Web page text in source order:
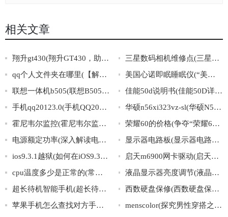
相关文章
翔升gt430(翔升GT430，助力高性能计算。)
三星数码相机维修点(三星数码相机维修专业服务中心)
qq个人文件夹在哪里(【解决问题】如何找到QQ个人文件夹？)
美国心诺即眠睡眠仪(“美国心诺即眠”睡眠仪：科技改善睡眠，让你高效能生活)
联想一体机b505(联想B505一体机：一览配置、价格及用户评测)
佳能50d说明书(佳能50D详细使用与操作方法指南)
手机qq20123.0(手机QQ20123.0：全新改版，更快、更稳，让沟通更畅快！)
华硕n56xi323vz-sl(华硕N56XI323VZ-SL：一款性能强悍、酷炫时尚的笔记本电脑)
霍尼韦尔监控(霍尼韦尔监控：确保生产高效运行)
荣耀60的价格(争夺“荣耀60价格”风口，下半年将掀起激烈竞争！)
电源额定功率(深入解读电源额定功率，探寻真正的电脑动力源泉)
显示器电路板(显示器电路板：构建电子设备的核心元件)
ios9.3.1越狱(如何在iOS9.3.1中实现越狱？)
启天m6900网卡驱动(启天m6900网卡驱动下载与安装教程)
cpu温度多少是正常的(常见CPU温度范围及解决方法)
液晶显示器亮度调节(液晶显示器亮度调节技巧与注意事项)
超长待机智能手机(超长待机智能手机，让你不再为充电而烦恼！)
西数硬盘保修(西数硬盘保修：覆盖范围、方式和注意事项)
苹果手机怎么查找对方手机位置(如何使用苹果手机查找他人手机位置)
menscolor(探究男性穿搭之色彩搭配：Menscolor)